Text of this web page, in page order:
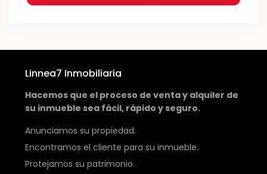
Linnea7 Inmobiliaria
Hacemos que el proceso de venta y alquiler de
su inmueble sea fácil, rápido y seguro.
Anunciamos su propiedad.
Encontramos el cliente para su inmueble.
Protejamos su patrimonio.